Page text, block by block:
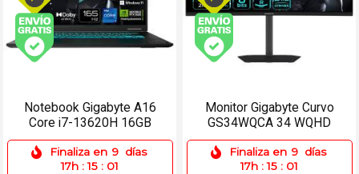
Envío gratis (Ver Envíos y Pagos)
Notebook Gigabyte A16
Core i7-13620H 16GB
512SSD RTX5050 8GB
Finaliza en 9 días
17h : 15 : 01
Envío gratis (Ver
Monitor Gigabyte Curvo
GS34WQCA 34 WQHD
120Hz - HDMIx2, DP
Finaliza en 9 días
17h : 15 : 01